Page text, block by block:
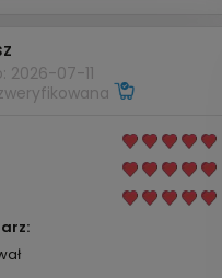
2026-07-11